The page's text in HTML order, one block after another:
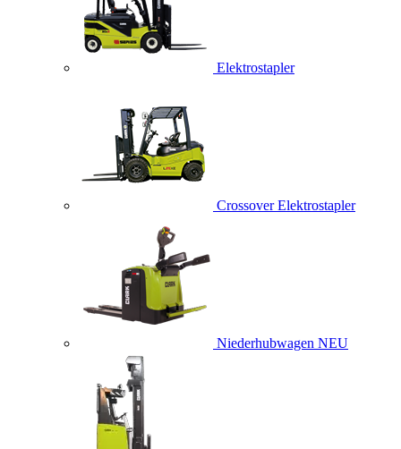
Elektrostapler
Crossover Elektrostapler
Niederhubwagen NEU